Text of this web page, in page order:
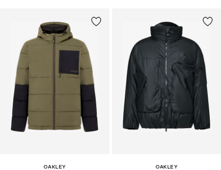
OAKLEY OAKLEY